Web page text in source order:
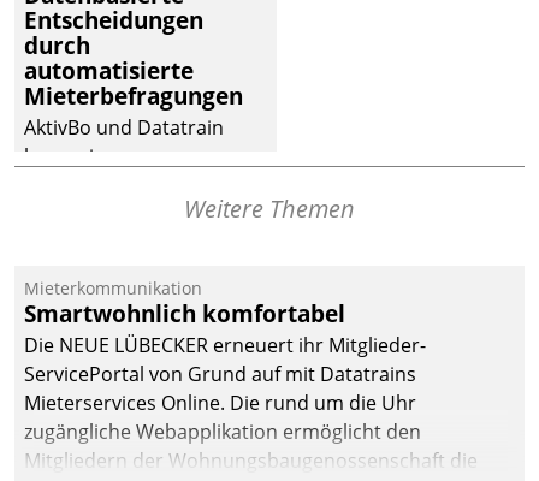
deutscher
Wohnungsunternehmen
– und beschleunigt damit
den Weg vom
Mieteranliegen zum
Dienstleisterauftrag.
Entscheidungen
durch
automatisierte
Mieterbefragungen
AktivBo und Datatrain
kooperieren –
profitieren: Die nahtlose
Datatrain ermöglicht
automatisiert ausgelöste,
zielgerichtete
Mieterbefragungen – eine
starke Grundlage für
intelligente,
Weitere Themen
Mieterkommunikation
Smartwohnlich komfortabel
Die NEUE LÜBECKER erneuert ihr Mitglieder-
ServicePortal von Grund auf mit Datatrains
Mieterservices Online. Die rund um die Uhr
zugängliche Webapplikation ermöglicht den
Mitgliedern der Wohnungs­bau­genossenschaft die